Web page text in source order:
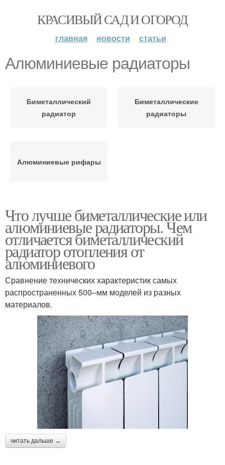
КРАСИВЫЙ САД И ОГОРОД
главная новости статьи
Алюминиевые радиаторы
Биметаллический
радиатор
Биметаллические
радиаторы
Алюминиевые рифары
Что лучше биметаллические или
алюминиевые радиаторы. Чем
отличается биметаллический
радиатор отопления от
алюминиевого
Сравнение технических характеристик самых
распространенных 500–мм моделей из разных
материалов.
читать дальше →